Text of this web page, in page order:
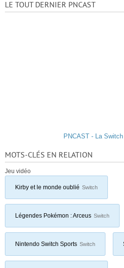
LE TOUT DERNIER PNCAST
PNCAST - La
MOTS-CLÉS EN RELATION
Jeu vidéo
Kirby et le monde oublié Switch
Légendes Pokémon : Arceus Switch
Nintendo Switch Sports Switch